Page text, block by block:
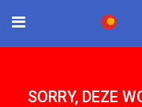
SORRY, DEZE